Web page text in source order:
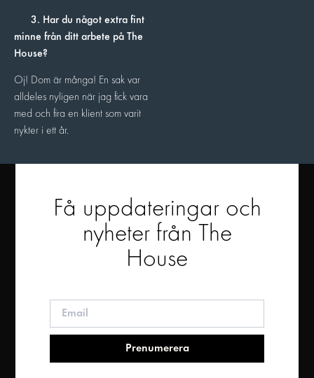
3. Har du något extra fint
minne från ditt arbete på The
House?
Oj! Dom är många! En sak var
alldeles nyligen när jag fick vara
med och fira en klient som varit
nykter i ett år.
Få uppdateringar och
nyheter från The
House
Prenumerera